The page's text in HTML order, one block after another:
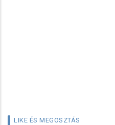
LIKE ÉS MEGOSZTÁS